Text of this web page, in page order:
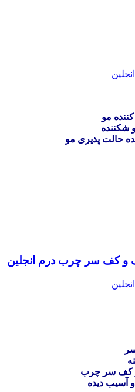
مو
شکننده
حالت پذیری مو
کف سر چرب درم انجلین
کف سر چرب
آسیب دیده